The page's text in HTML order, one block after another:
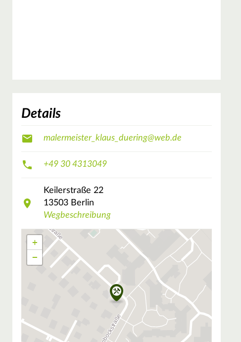
Details
malermeister_klaus_duering@web.de
+49 30 4313049
Keilerstraße 22
13503 Berlin
Wegbeschreibung
+
−